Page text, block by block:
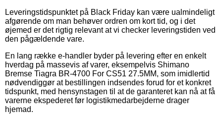
Leveringstidspunktet på Black Friday kan være ualmindeligt
afgørende om man behøver ordren om kort tid, og i det
øjemed er det rigtig relevant at vi checker leveringstiden ved
den pågældende vare.
En lang række e-handler byder på levering efter en enkelt
hverdag på massevis af varer, eksempelvis Shimano
Bremse Tiagra BR-4700 For CS51 27.5MM, som imidlertid
nødvendiggør at bestillingen indsendes forud for et konkret
tidspunkt, med hensynstagen til at de garanteret kan nå at få
varerne ekspederet før logistikmedarbejderne drager
hjemad.